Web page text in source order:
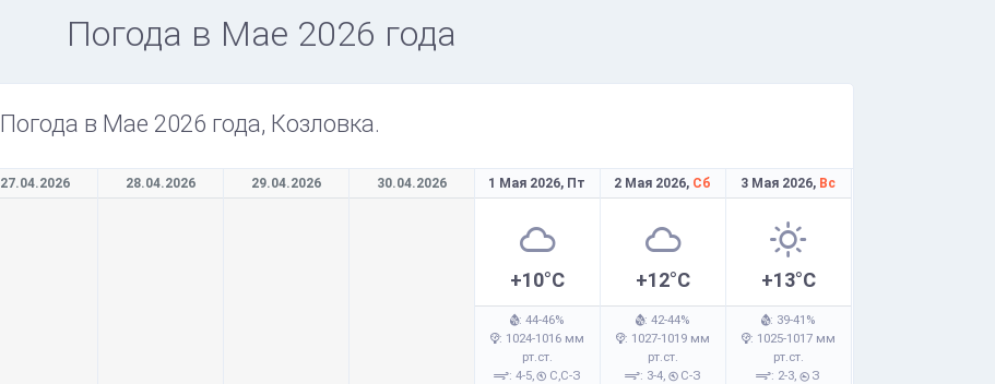
Погода в Мае 2026 года
Погода в Мае 2026 года, Козловка.
27.04.2026 28.04.2026 29.04.2026 30.04.2026 1 Мая 2026, Пт
+10°C
: 44-46%
: 1024-1016 мм
рт.ст.
: 4-5, С,С-З
2 Мая 2026, Сб
+12°C
: 42-44%
: 1027-1019 мм
рт.ст.
: 3-4,
С-З
3 Мая 2026, Вс
+13°C
: 39-41%
: 1025-1017 мм
рт.ст.
: 2-3, З